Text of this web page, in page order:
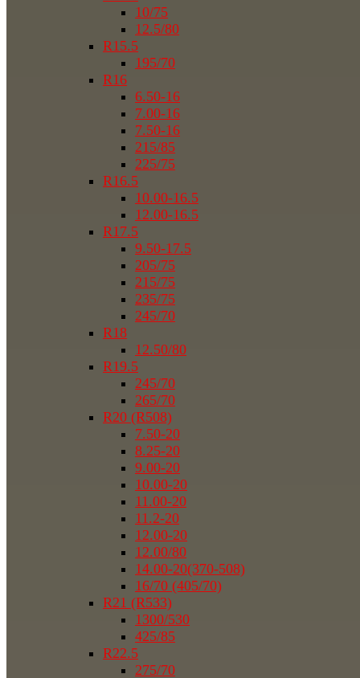
10/75
12.5/80
R15.5
195/70
R16
6.50-16
7.00-16
7.50-16
215/85
225/75
R16.5
10.00-16.5
12.00-16.5
R17.5
9.50-17.5
205/75
215/75
235/75
245/70
R18
12.50/80
R19.5
245/70
265/70
R20 (R508)
7.50-20
8.25-20
9.00-20
10.00-20
11.00-20
11.2-20
12.00-20
12.00/80
14.00-20(370-508)
16/70 (405/70)
R21 (R533)
1300/530
425/85
R22.5
275/70